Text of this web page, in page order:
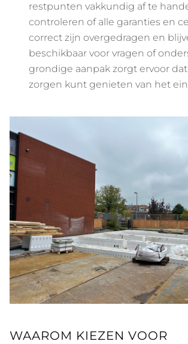
restpunten vakkundig af te
controleren of alle garanties en
correct zijn overgedragen en
beschikbaar voor vragen of
grondige aanpak zorgt ervoor
zorgen kunt genieten van het
WAAROM KIEZEN VOOR